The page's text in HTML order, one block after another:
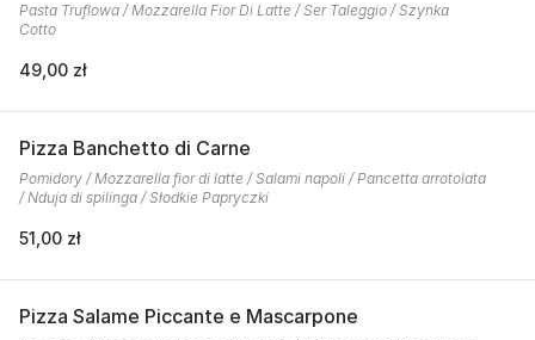
Pasta Truflowa / Mozzarella Fior Di Latte / Ser Taleggio / Szynka
Cotto
49,00 zł
Pizza Banchetto di Carne
Pomidory / Mozzarella fior di latte / Salami napoli / Pancetta arrotolata
/ Nduja di spilinga / Słodkie Papryczki
51,00 zł
Pizza Salame Piccante e Mascarpone